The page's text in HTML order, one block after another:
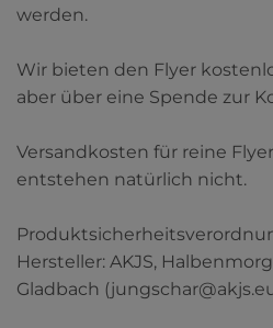
werden.
Wir bieten den Flyer
aber über eine Spende zur
Versandkosten für reine
entstehen natürlich nicht.
Hersteller: AKJS,
Gladbach